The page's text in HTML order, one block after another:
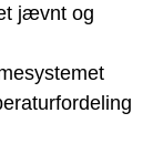
jævnt og